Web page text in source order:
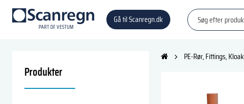
PARTOF VESTUM
Gå til Scanregn.dk
Produkter
PE-Rør, Fittings, Kloak